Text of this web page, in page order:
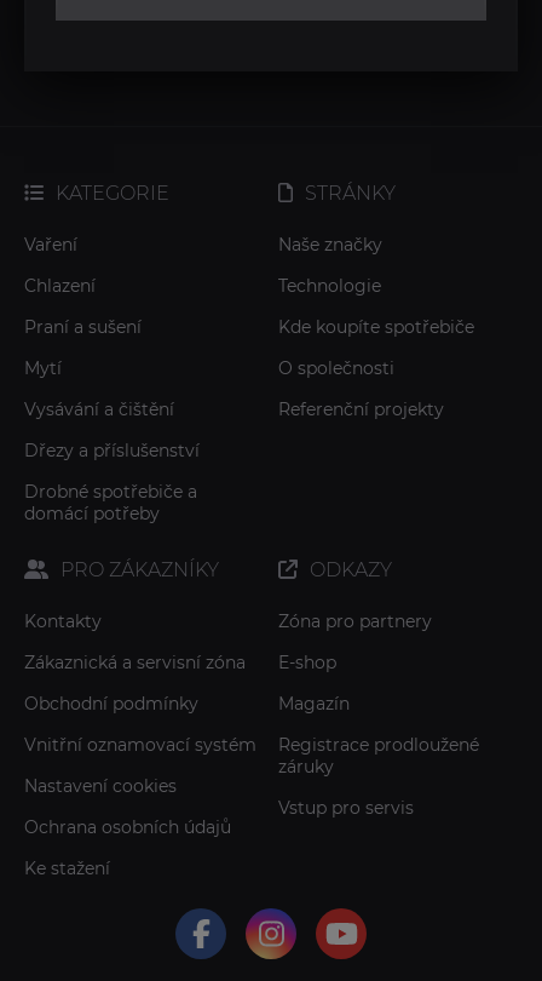
KATEGORIE
Vaření
Chlazení
Praní a sušení
Mytí
Vysávání a čištění
Dřezy a příslušenství
Drobné spotřebiče a
domácí potřeby
STRÁNKY
Naše značky
Technologie
Kde koupíte spotřebiče
O společnosti
Referenční projekty
PRO ZÁKAZNÍKY
Kontakty
Zákaznická a servisní zóna
Obchodní podmínky
Vnitřní oznamovací systém
Nastavení cookies
Ochrana osobních údajů
Ke stažení
ODKAZY
Zóna pro partnery
E-shop
Magazín
Registrace prodloužené
záruky
Vstup pro servis